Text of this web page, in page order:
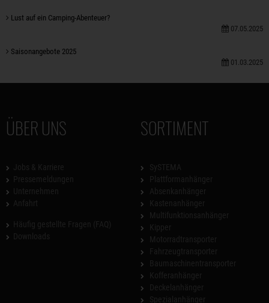
Lust auf ein Camping-Abenteuer?
07.05.2025
Saisonangebote 2025
01.03.2025
ÜBER UNS SORTIMENT